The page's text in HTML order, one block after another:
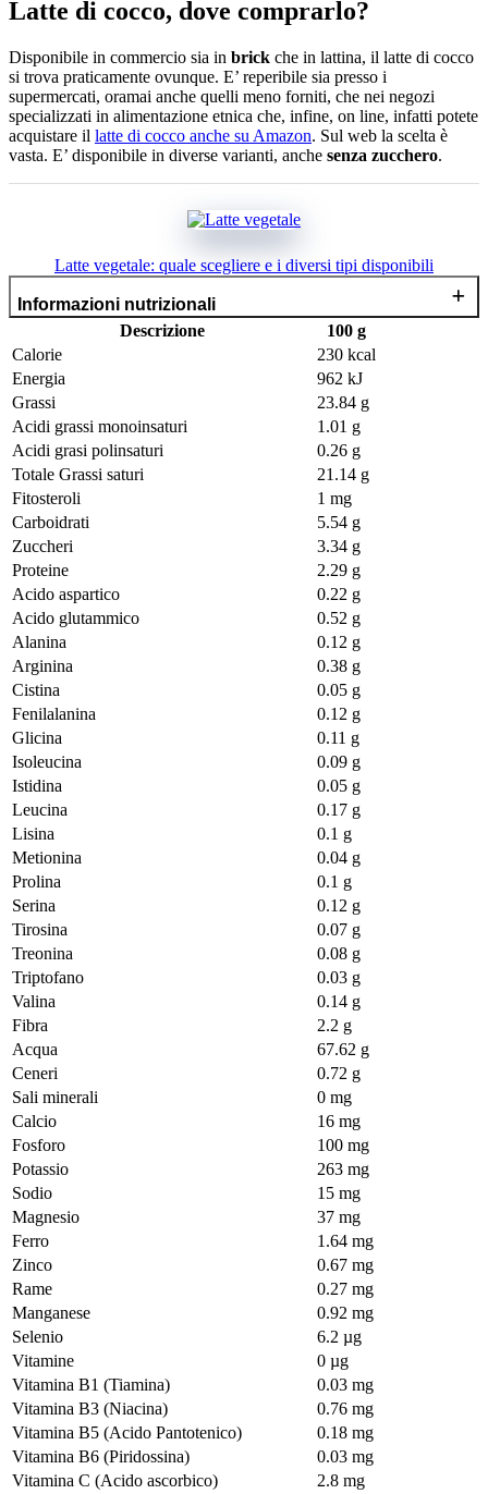
Latte di cocco, dove comprarlo?
Disponibile in commercio sia in brick che in lattina, il latte di cocco
si trova praticamente ovunque. E’ reperibile sia presso i
supermercati, oramai anche quelli meno forniti, che nei negozi
specializzati in alimentazione etnica che, infine, on line, infatti potete
acquistare il latte di cocco anche su Amazon. Sul web la scelta è
vasta. E’ disponibile in diverse varianti, anche senza zucchero.
Latte vegetale: quale scegliere e i diversi tipi disponibili
Informazioni nutrizionali
Descrizione
100 g
Calorie
230 kcal
Energia
962 kJ
Grassi
23.84 g
Acidi grassi monoinsaturi
1.01 g
Acidi grasi polinsaturi
0.26 g
Totale Grassi saturi
21.14 g
Fitosteroli
1 mg
Carboidrati
5.54 g
Zuccheri
3.34 g
Proteine
2.29 g
Acido aspartico
0.22 g
Acido glutammico
0.52 g
Alanina
0.12 g
Arginina
0.38 g
Cistina
0.05 g
Fenilalanina
0.12 g
Glicina
0.11 g
Isoleucina
0.09 g
Istidina
0.05 g
Leucina
0.17 g
Lisina
0.1 g
Metionina
0.04 g
Prolina
0.1 g
Serina
0.12 g
Tirosina
0.07 g
Treonina
0.08 g
Triptofano
0.03 g
Valina
0.14 g
Fibra
2.2 g
Acqua
67.62 g
Ceneri
0.72 g
Sali minerali
0 mg
Calcio
16 mg
Fosforo
100 mg
Potassio
263 mg
Sodio
15 mg
Magnesio
37 mg
Ferro
1.64 mg
Zinco
0.67 mg
Rame
0.27 mg
Manganese
0.92 mg
Selenio
6.2 µg
Vitamine
0 µg
Vitamina B1 (Tiamina)
0.03 mg
Vitamina B3 (Niacina)
0.76 mg
Vitamina B5 (Acido Pantotenico)
0.18 mg
Vitamina B6 (Piridossina)
0.03 mg
Vitamina C (Acido ascorbico)
2.8 mg